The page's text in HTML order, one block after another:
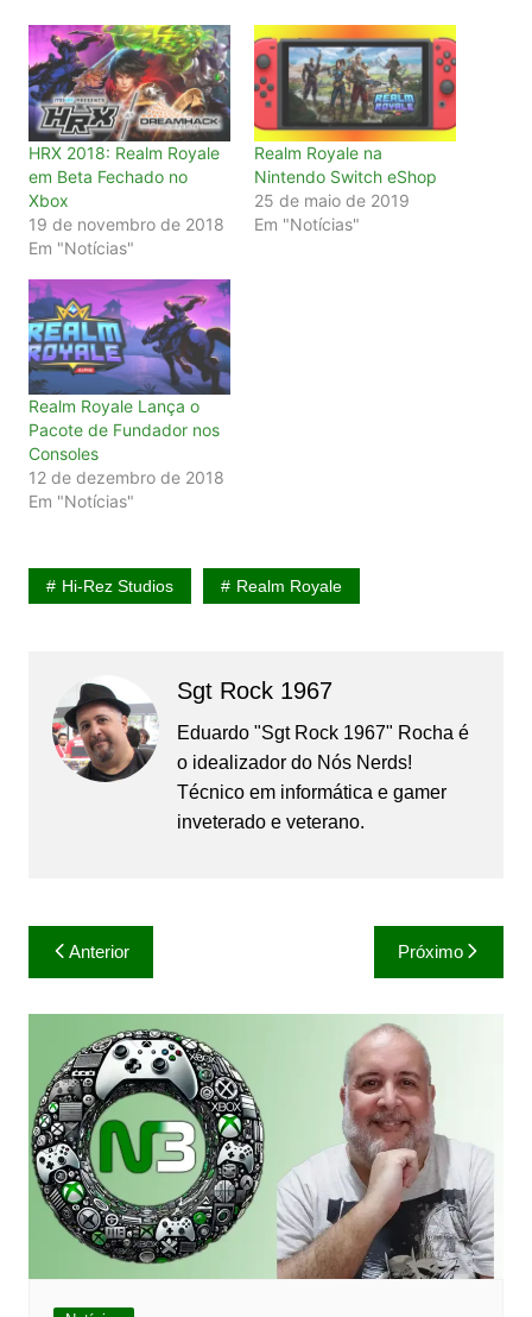
HRX 2018: Realm Royale
em Beta Fechado no
Xbox
19 de novembro de 2018
Em "Notícias"
Realm Royale na
Nintendo Switch eShop
25 de maio de 2019
Em "Notícias"
Realm Royale Lança o
Pacote de Fundador nos
Consoles
12 de dezembro de 2018
Em "Notícias"
Hi-Rez Studios Realm Royale
Sgt Rock 1967
Eduardo "Sgt Rock 1967" Rocha é
o idealizador do Nós Nerds!
Técnico em informática e gamer
inveterado e veterano.
Navegação
de
Post
Anterior Próximo